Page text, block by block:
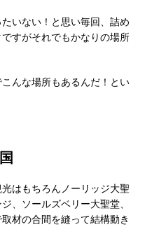
いない！と思い毎回、詰め
すがそれでもかなりの場所
んな場所もあるんだ！とい
はもちろんノーリッジ大聖
、ソールズベリー大聖堂、
材の合間を縫って結構動き